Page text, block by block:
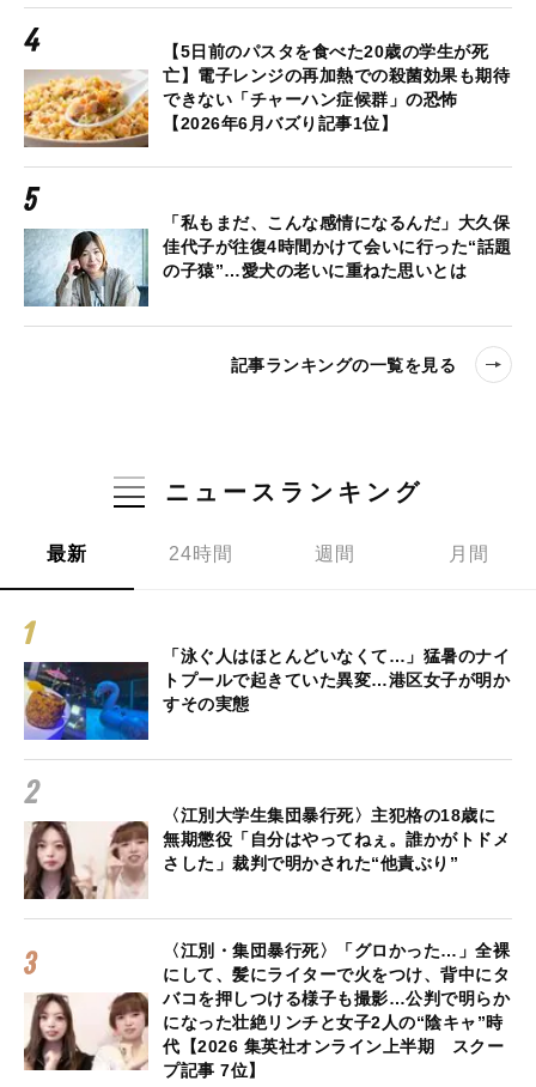
【5日前のパスタを食べた20歳の学生が死
亡】電子レンジの再加熱での殺菌効果も期待
できない「チャーハン症候群」の恐怖
【2026年6月バズり記事1位】
「私もまだ、こんな感情になるんだ」大久保
佳代子が往復4時間かけて会いに行った“話題
の子猿”…愛犬の老いに重ねた思いとは
記事ランキングの一覧を見る
ニュースランキング
最新 24時間 週間 月間
「泳ぐ人はほとんどいなくて…」猛暑のナイ
トプールで起きていた異変…港区女子が明か
すその実態
〈江別大学生集団暴行死〉主犯格の18歳に
無期懲役「自分はやってねぇ。誰かがトドメ
さした」裁判で明かされた“他責ぶり”
〈江別・集団暴行死〉「グロかった…」全裸
にして、髪にライターで火をつけ、背中にタ
バコを押しつける様子も撮影…公判で明らか
になった壮絶リンチと女子2人の“陰キャ”時
代【2026 集英社オンライン上半期 スクー
プ記事 7位】